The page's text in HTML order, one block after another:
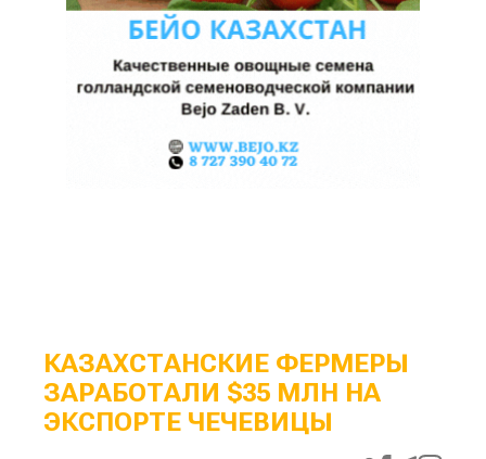
КАЗАХСТАНСКИЕ ФЕРМЕРЫ
ЗАРАБОТАЛИ $35 МЛН НА
ЭКСПОРТЕ ЧЕЧЕВИЦЫ